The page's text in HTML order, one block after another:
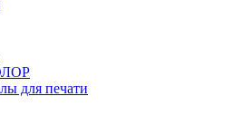
для печати